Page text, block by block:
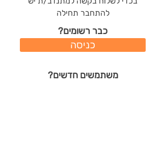
להתחבר תחילה
כבר רשומים?
כניסה
משתמשים חדשים?